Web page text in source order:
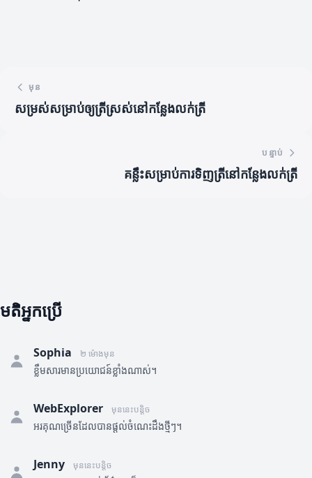
មុន
សម្រស់សម្រាប់ឲ្យត្រីស្រស់នៅកន្លែងលក់ត្រី
បន្ទាប់
គន្លឹះសម្រាប់ការទិញត្រីនៅកន្លែងលក់ត្រី
មតិអ្នកប្រើ
Sophia ២ ម៉ោងមុន
ខ្លឹមសារមានប្រយោជន៍ខ្លាំងណាស់។
WebExplorer មុននេះបន្តិច
អរគុណច្រើនដែលបានផ្តល់ចំណេះដឹងថ្មីៗ។
Jenny មុននេះបន្តិច